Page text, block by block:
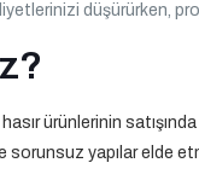
düşürürken,
ürünlerinin
yapılar elde